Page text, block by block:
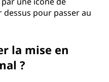
pour passer au
la mise en
?